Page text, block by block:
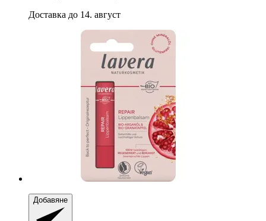
Доставка до 14. август
Добавяне